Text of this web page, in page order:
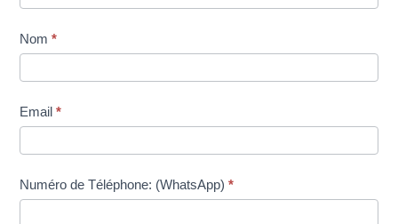
une
Nom*
Email*
Numéro de Téléphone: (WhatsApp)*